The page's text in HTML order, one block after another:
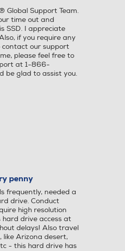
Global Support Team.
time out and
SSD. I appreciate
if you require any
contact our support
please feel free to
at 1-866-
be glad to assist you.
penny
frequently, needed a
drive. Conduct
high resolution
drive access at
delays! Also travel
Arizona desert,
- this hard drive has